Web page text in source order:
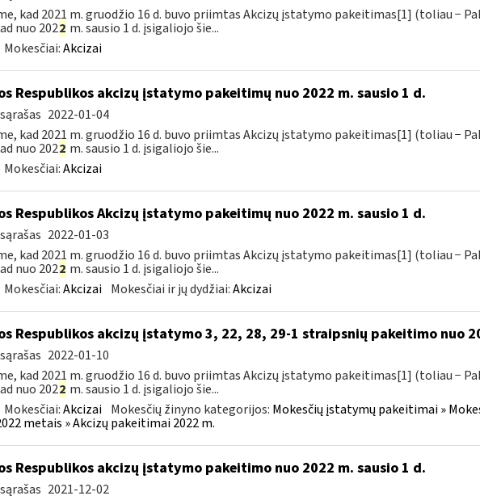
kad 2021 m. gruodžio 16 d. buvo priimtas Akcizų įstatymo pakeitimas[1] (toliau −
nuo 2022 m. sausio 1 d. įsigaliojo šie...
Mokesčiai:Akcizai
Respublikos akcizų įstatymo pakeitimų nuo 2022 m. sausio 1 d.
2022-01-04
kad 2021 m. gruodžio 16 d. buvo priimtas Akcizų įstatymo pakeitimas[1] (toliau −
nuo 2022 m. sausio 1 d. įsigaliojo šie...
Mokesčiai:Akcizai
Respublikos Akcizų įstatymo pakeitimų nuo 2022 m. sausio 1 d.
2022-01-03
kad 2021 m. gruodžio 16 d. buvo priimtas Akcizų įstatymo pakeitimas[1] (toliau −
nuo 2022 m. sausio 1 d. įsigaliojo šie...
Mokesčiai:Akcizai Mokesčiai ir jų dydžiai:Akcizai
Respublikos akcizų įstatymo 3, 22, 28, 29-1 straipsnių pakeitimo nuo
2022-01-10
kad 2021 m. gruodžio 16 d. buvo priimtas Akcizų įstatymo pakeitimas[1] (toliau −
nuo 2022 m. sausio 1 d. įsigaliojo šie...
Mokesčiai:Akcizai Mokesčių žinyno kategorijos: Mokesčių įstatymų pakeitimai »
metais » Akcizų pakeitimai 2022 m.
Respublikos akcizų įstatymo pakeitimo nuo 2022 m. sausio 1 d.
2021-12-02